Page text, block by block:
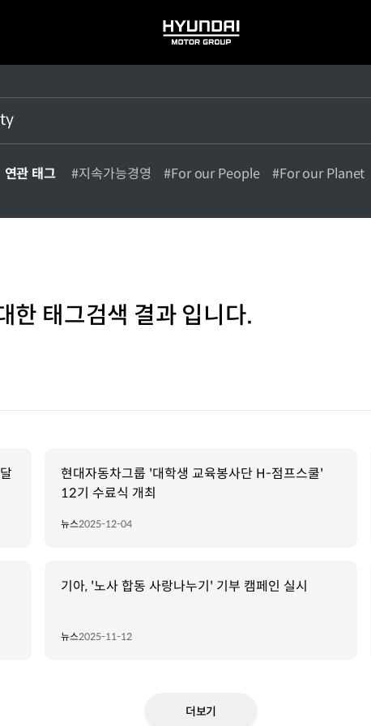
HYUNDAI
MOTOR
연관 태그 #지속가능경영 #For our People #For our Planet
한 태그검색 결과 입니다.
현대자동차그룹 '대학생 교육봉사단 H-점프스쿨'
12기 수료식 개최
뉴스2025-12-04
기아, '노사 합동 사랑나누기' 기부 캠페인 실시
뉴스2025-11-12
더보기